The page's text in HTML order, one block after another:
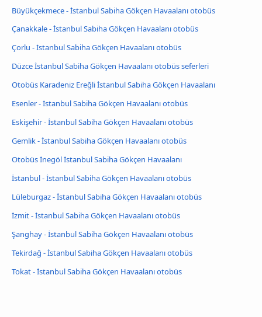
Büyükçekmece - İstanbul Sabiha Gökçen Havaalanı otobüs
Çanakkale - İstanbul Sabiha Gökçen Havaalanı otobüs
Çorlu - İstanbul Sabiha Gökçen Havaalanı otobüs
Düzce İstanbul Sabiha Gökçen Havaalanı otobüs seferleri
Otobüs Karadeniz Ereğli İstanbul Sabiha Gökçen Havaalanı
Esenler - İstanbul Sabiha Gökçen Havaalanı otobüs
Eskişehir - İstanbul Sabiha Gökçen Havaalanı otobüs
Gemlik - İstanbul Sabiha Gökçen Havaalanı otobüs
Otobüs İnegöl İstanbul Sabiha Gökçen Havaalanı
İstanbul - İstanbul Sabiha Gökçen Havaalanı otobüs
Lüleburgaz - İstanbul Sabiha Gökçen Havaalanı otobüs
İzmit - İstanbul Sabiha Gökçen Havaalanı otobüs
Şanghay - İstanbul Sabiha Gökçen Havaalanı otobüs
Tekirdağ - İstanbul Sabiha Gökçen Havaalanı otobüs
Tokat - İstanbul Sabiha Gökçen Havaalanı otobüs